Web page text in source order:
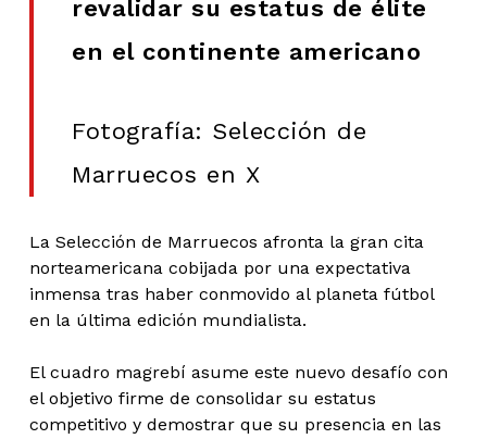
revalidar su estatus de élite
en el continente americano
Fotografía: Selección de
Marruecos en X
La Selección de Marruecos afronta la gran cita
norteamericana cobijada por una expectativa
inmensa tras haber conmovido al planeta fútbol
en la última edición mundialista.
El cuadro magrebí asume este nuevo desafío con
el objetivo firme de consolidar su estatus
competitivo y demostrar que su presencia en las